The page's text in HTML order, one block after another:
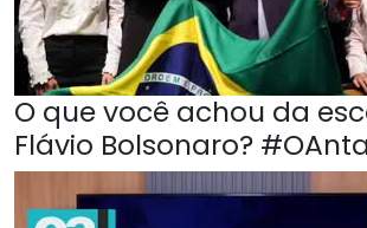
O que você achou da
Flávio Bolsonaro?